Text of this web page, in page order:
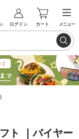
ログイン カート メニュー
ト ｜バイヤー